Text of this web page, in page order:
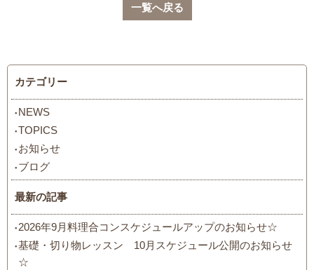
一覧へ戻る
カテゴリー
NEWS
TOPICS
お知らせ
ブログ
最新の記事
2026年9月料理合コンスケジュールアップのお知らせ☆
基礎・切り物レッスン 10月スケジュール公開のお知らせ
☆